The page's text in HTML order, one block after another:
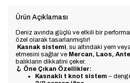
Ürün Açıklaması
Deniz avında güçlü ve etkili bir
özel olarak tasarlanmıştır!
Kasnak sistemi, su altındaki yem
etmesini sağlar ve Mercan, Laos,
balıkların dikkatini çeker.
🪝 Öne Çıkan Özellikler:
Kasnaklı t knot sistem –